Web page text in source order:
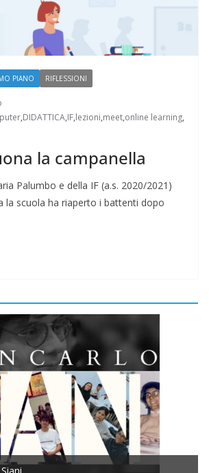
PIANO RIFLESSIONI
,DIDATTICA,IF,lezioni,meet,online learning,
la campanella
Palumbo e della IF (a.s. 2020/2021)
la scuola ha riaperto i battenti dopo